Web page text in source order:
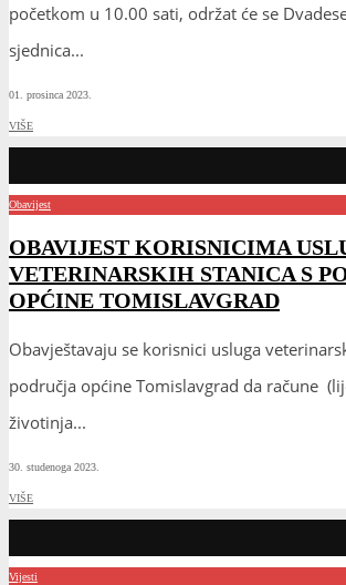
početkom u 10.00 sati, održat će se
sjednica...
01. prosinca 2023.
VIŠE
Obavijest
OBAVIJEST KORISNICIMA
VETERINARSKIH STANICA S
OPĆINE TOMISLAVGRAD
Obavještavaju se korisnici usluga
područja općine Tomislavgrad da račune
životinja...
30. studenoga 2023.
VIŠE
Vijesti